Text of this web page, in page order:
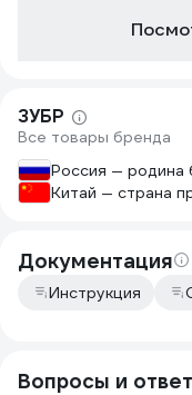
Удобная ручка
были дополнительные
уплотнительные
ЗУБР
Все товары бренда
Россия — родина
Китай — страна
Документация
Инструкция
Вопросы и